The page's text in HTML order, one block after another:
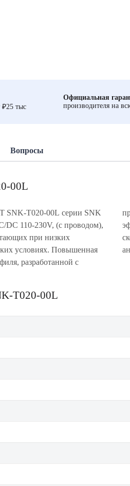
тыс
Официальная
производителя на
Вопросы
00L
SNK-T020-00L серии SNK
110-230V, (с проводом),
при низких
условиях. Повышенная
разработанной с
секций» и большой
обеспечивающих высокую
выполнен из
T020-00L